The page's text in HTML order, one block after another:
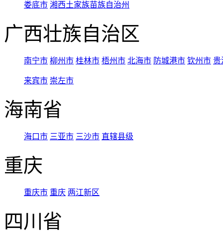
娄底市 湘西土家族苗族自治州
广西壮族自治区
南宁市 柳州市 桂林市 梧州市 北海市 防城港市 钦州市 贵
来宾市 崇左市
海南省
海口市 三亚市 三沙市 直辖县级
重庆
重庆市 重庆 两江新区
四川省